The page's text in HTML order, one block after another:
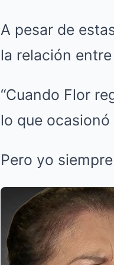
A pesar de
la relación
“Cuando Flor
lo que
Pero yo